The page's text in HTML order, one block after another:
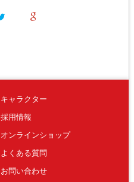
キャラクター
採用情報
オンラインショップ
よくある質問
お問い合わせ